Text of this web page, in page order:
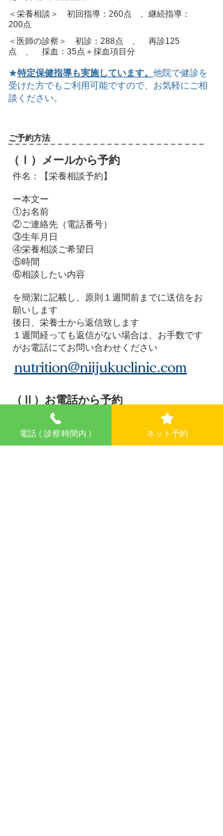
＜栄養相談＞ 初回指導：260点 、継続指導：
200点
＜医師の診察＞ 初診：288点 、 再診125
点 、 採血：35点＋採血項目分
★特定保健指導も実施しています。 他院で健診を
受けた方でもご利用可能ですので、お気軽にご相
談ください。
ご予約方法
（Ⅰ）メールから予約
件名：【栄養相談予約】
ー本文ー
①お名前
②ご連絡先（電話番号）
③生年月日
④栄養相談ご希望日
⑤時間
⑥相談したい内容
を簡潔に記載し、 原則１週間前までに送信をお
願いします
後日、栄養士から返信致します
１週間経っても返信がない場合は、お手数です
がお電話にてお問い合わせください
nutrition@niijukuclinic.com
（Ⅱ）お電話から予約
​03-3600-7060
予約の際に栄養相談希望とお伝えください
電話 ( 診察時間内 ) ネット予約